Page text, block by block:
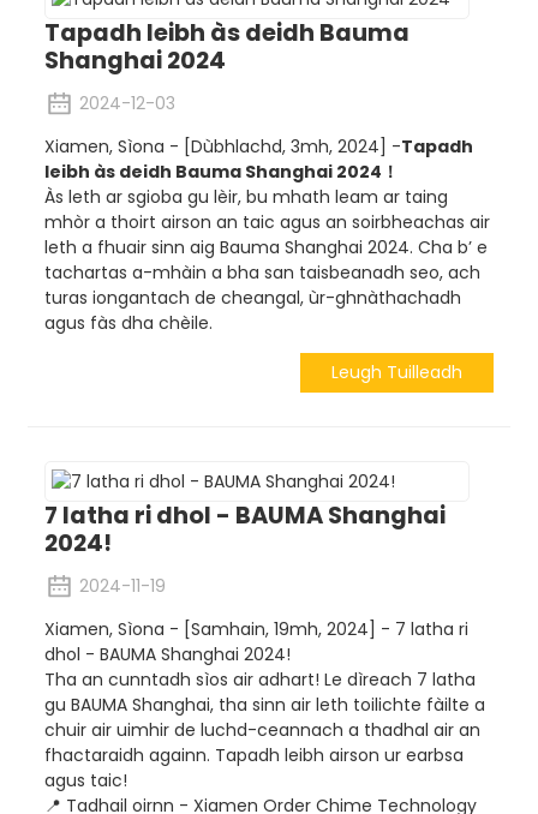
Tapadh leibh às deidh Bauma
Shanghai 2024
2024-12-03
Xiamen, Sìona - [Dùbhlachd, 3mh, 2024] -Tapadh
leibh às deidh Bauma Shanghai 2024！
Às leth ar sgioba gu lèir, bu mhath leam ar taing
mhòr a thoirt airson an taic agus an soirbheachas air
leth a fhuair sinn aig Bauma Shanghai 2024. Cha b’ e
tachartas a-mhàin a bha san taisbeanadh seo, ach
turas iongantach de cheangal, ùr-ghnàthachadh
agus fàs dha chèile.
Leugh Tuilleadh
7 latha ri dhol - BAUMA Shanghai
2024!
2024-11-19
Xiamen, Sìona - [Samhain, 19mh, 2024] - 7 latha ri
dhol - BAUMA Shanghai 2024!
Tha an cunntadh sìos air adhart! Le dìreach 7 latha
gu BAUMA Shanghai, tha sinn air leth toilichte fàilte a
chuir air uimhir de luchd-ceannach a thadhal air an
fhactaraidh againn. Tapadh leibh airson ur earbsa
agus taic!
📍 Tadhail oirnn - Xiamen Order Chime Technology